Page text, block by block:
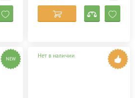
NEW Нет в наличии